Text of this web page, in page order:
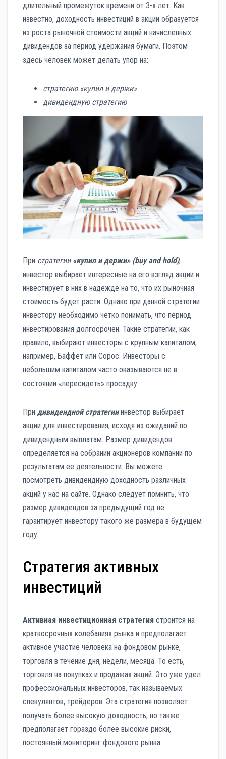
длительный промежуток времени от 3-х лет. Как
известно, доходность инвестиций в акции образуется
из роста рыночной стоимости акций и начисленных
дивидендов за период удержания бумаги. Поэтом
здесь человек может делать упор на:
стратегию «купил и держи»
дивидендную стратегию
При стратегии «купил и держи» (buy and hold),
инвестор выбирает интересные на его взгляд акции и
инвестирует в них в надежде на то, что их рыночная
стоимость будет расти. Однако при данной стратегии
инвестору необходимо четко понимать, что период
инвестирования долгосрочен. Такие стратегии, как
правило, выбирают инвесторы с крупным капиталом,
например, Баффет или Сорос. Инвесторы с
небольшим капиталом часто оказываются не в
состоянии «пересидеть» просадку.
При дивидендной стратегииинвестор выбирает
акции для инвестирования, исходя из ожиданий по
дивидендным выплатам. Размер дивидендов
определяется на собрании акционеров компании по
результатам ее деятельности. Вы можете
посмотреть дивидендную доходность различных
акций у нас на сайте. Однако следует помнить, что
размер дивидендов за предыдущий год не
гарантирует инвестору такого же размера в будущем
году.
Стратегия активных
инвестиций
Активная инвестиционная стратегия строится на
краткосрочных колебаниях рынка и предполагает
активное участие человека на фондовом рынке,
торговля в течение дня, недели, месяца. То есть,
торговля на покупках и продажах акций. Это уже удел
профессиональных инвесторов, так называемых
спекулянтов, трейдеров. Эта стратегия позволяет
получать более высокую доходность, но также
предполагает гораздо более высокие риски,
постоянный мониторинг фондового рынка.